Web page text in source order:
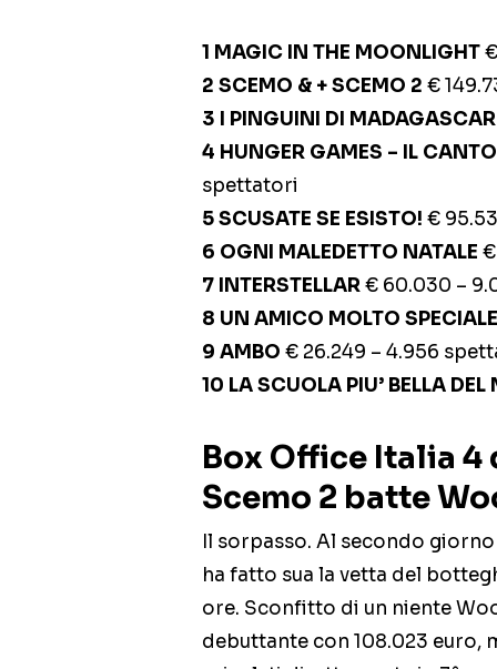
1 MAGIC IN THE MOONLIGHT
2 SCEMO & + SCEMO 2 €
3 I PINGUINI DI
4 HUNGER GAMES – IL
spettatori
5 SCUSATE SE ESISTO! €
6 OGNI MALEDETTO NATALE
7 INTERSTELLAR€ 60.030 –
8 UN AMICO MOLTO
9 AMBO € 26.249 – 4.956
10 LA SCUOLA PIU’ BELLA
Box Office Italia 4
Scemo 2 batte
Il sorpasso. Al secondo
ha fatto sua la vetta del
ore. Sconfitto di un niente
debuttante con 108.023 euro,